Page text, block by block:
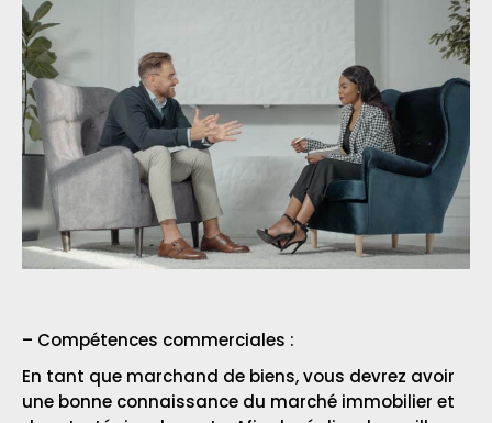
– Compétences commerciales :
En tant que marchand de biens, vous devrez avoir
une bonne connaissance du marché immobilier et